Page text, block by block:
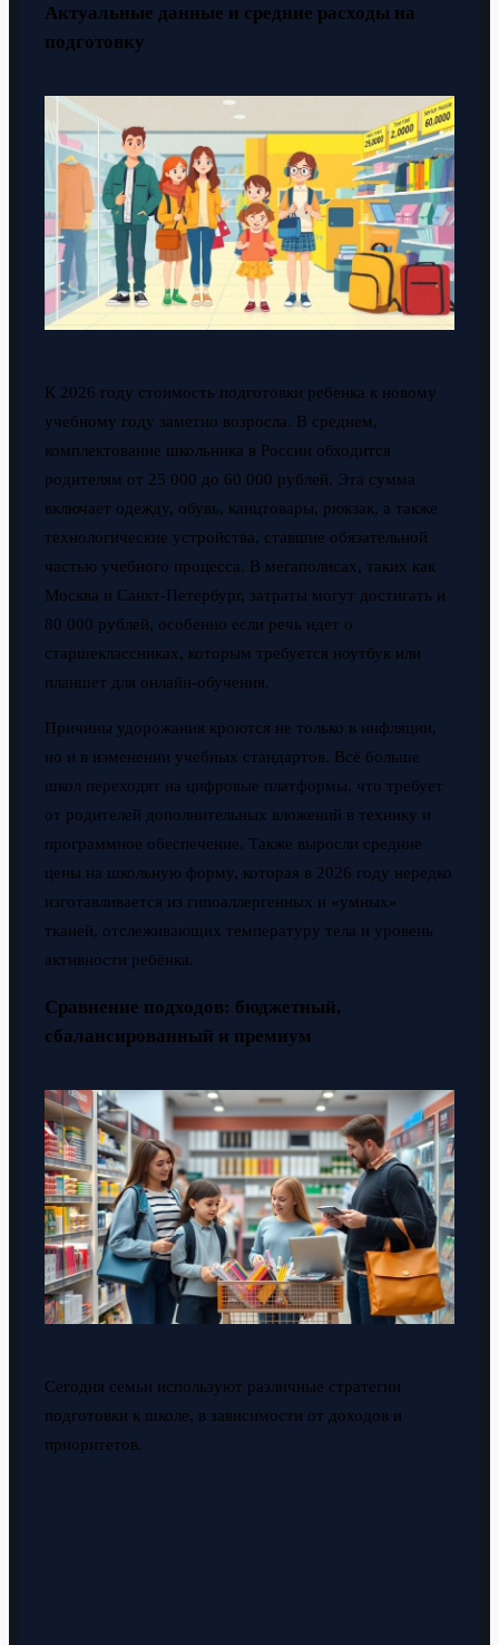
Актуальные данные и средние расходы на
подготовку
К 2026 году стоимость подготовки ребенка к новому
учебному году заметно возросла. В среднем,
комплектование школьника в России обходится
родителям от 25 000 до 60 000 рублей. Эта сумма
включает одежду, обувь, канцтовары, рюкзак, а также
технологические устройства, ставшие обязательной
частью учебного процесса. В мегаполисах, таких как
Москва и Санкт-Петербург, затраты могут достигать и
80 000 рублей, особенно если речь идет о
старшеклассниках, которым требуется ноутбук или
планшет для онлайн-обучения.
Причины удорожания кроются не только в инфляции,
но и в изменении учебных стандартов. Всё больше
школ переходят на цифровые платформы, что требует
от родителей дополнительных вложений в технику и
программное обеспечение. Также выросли средние
цены на школьную форму, которая в 2026 году нередко
изготавливается из гипоаллергенных и «умных»
тканей, отслеживающих температуру тела и уровень
активности ребёнка.
Сравнение подходов: бюджетный,
сбалансированный и премиум
Сегодня семьи используют различные стратегии
подготовки к школе, в зависимости от доходов и
приоритетов.